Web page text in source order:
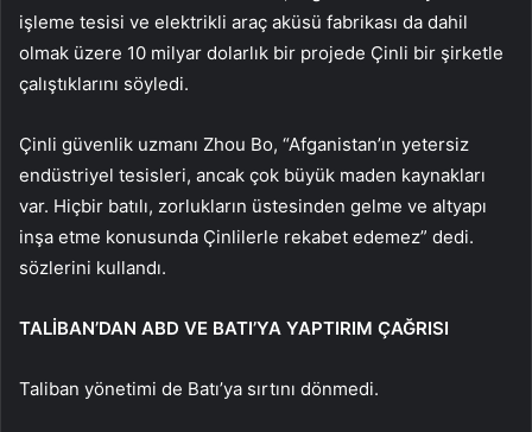
işleme tesisi ve elektrikli araç aküsü fabrikası da dahil
olmak üzere 10 milyar dolarlık bir projede Çinli bir şirketle
çalıştıklarını söyledi.
Çinli güvenlik uzmanı Zhou Bo, “Afganistan’ın yetersiz
endüstriyel tesisleri, ancak çok büyük maden kaynakları
var. Hiçbir batılı, zorlukların üstesinden gelme ve altyapı
inşa etme konusunda Çinlilerle rekabet edemez” dedi.
sözlerini kullandı.
TALİBAN’DAN ABD VE BATI’YA YAPTIRIM ÇAĞRISI
Taliban yönetimi de Batı’ya sırtını dönmedi.